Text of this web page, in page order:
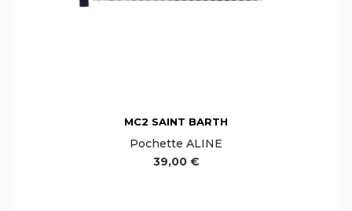
MC2 SAINT BARTH
Pochette ALINE
39,00 €